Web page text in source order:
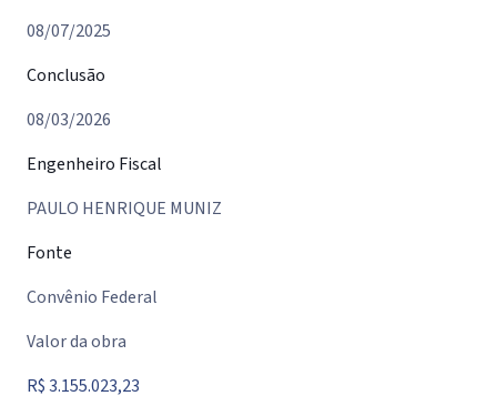
08/07/2025
Conclusão
08/03/2026
Engenheiro Fiscal
PAULO HENRIQUE MUNIZ
Fonte
Convênio Federal
Valor da obra
R$ 3.155.023,23